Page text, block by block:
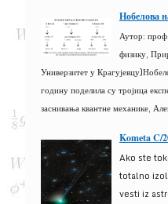
Нобелова
Аутор:
физику,
Универзитет у
годину поделила су тројица
заснивања квантне механике,
Kometa C/
Ako ste
totalno
vesti iz